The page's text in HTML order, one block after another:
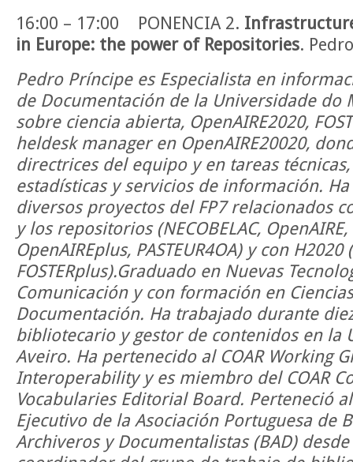
16:00 – 17:00 PONENCIA 2.
in Europe: the power of Repositories.
Pedro Príncipe es Especialista en
de Documentación de la Universidade do
sobre ciencia abierta, OpenAIRE2020,
heldesk manager en OpenAIRE20020,
directrices del equipo y en tareas
estadísticas y servicios de información.
diversos proyectos del FP7 relacionados
y los repositorios (NECOBELAC, OpenAIRE,
OpenAIREplus, PASTEUR4OA) y con H2020
FOSTERplus).Graduado en Nuevas
Comunicación y con formación en
Documentación. Ha trabajado durante
bibliotecario y gestor de contenidos en la
Aveiro. Ha pertenecido al COAR Working
Interoperability y es miembro del COAR
Vocabularies Editorial Board. Perteneció
Ejecutivo de la Asociación Portuguesa de
Archiveros y Documentalistas (BAD)